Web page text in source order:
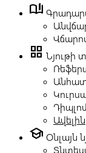
book_ribbon
grid_view Նյութի
Ավելին
school Օնլայն